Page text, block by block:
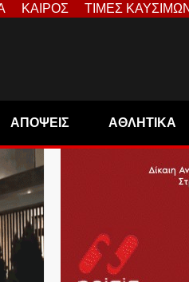
ΚΑΙΡΟΣ ΤΙΜΕΣ ΚΑΥΣΙΜΩΝ
ΑΠΟΨΕΙΣ ΑΘΛΗΤΙΚΑ